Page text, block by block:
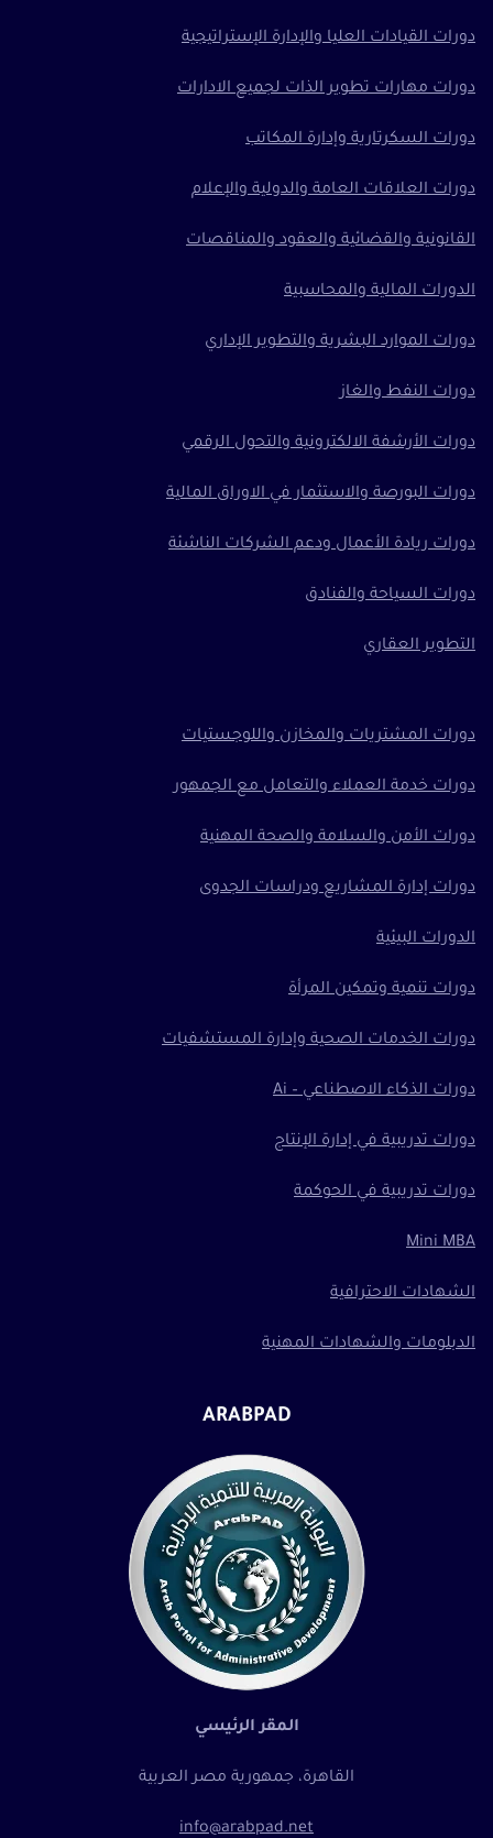
دورات القيادات العليا والإدارة الإستراتيجية
دورات مهارات تطوير الذات لجميع الادارات
دورات السكرتارية وإدارة المكاتب
دورات العلاقات العامة والدولية والإعلام
القانونية والقضائية والعقود والمناقصات
الدورات المالية والمحاسبية
دورات الموارد البشرية والتطوير الإداري
دورات النفط والغاز
دورات الأرشفة الالكترونية والتحول الرقمي
دورات البورصة والاستثمار في الاوراق المالية
دورات ريادة الأعمال ودعم الشركات الناشئة
دورات السياحة والفنادق
التطوير العقاري
دورات المشتريات والمخازن واللوجستيات
دورات خدمة العملاء والتعامل مع الجمهور
دورات الأمن والسلامة والصحة المهنية
دورات إدارة المشاريع ودراسات الجدوى
الدورات البيئية
دورات تنمية وتمكين المرأة
دورات الخدمات الصحية وإدارة المستشفيات
دورات الذكاء الاصطناعي – Ai
دورات تدريبية في إدارة الإنتاج
دورات تدريبية في الحوكمة
Mini MBA
الشهادات الاحترافية
الدبلومات والشهادات المهنية
ARABPAD
المقر الرئيسي
القاهرة، جمهورية مصر العربية
info@arabpad.net